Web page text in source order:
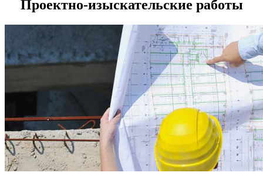
Проектно-изыскательские работы